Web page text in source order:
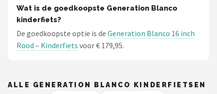
Wat is de goedkoopste Generation Blanco
kinderfiets?
De goedkoopste optie is de Generation Blanco 16 inch
Rood – Kinderfiets voor € 179,95.
ALLE GENERATION BLANCO KINDERFIETSEN